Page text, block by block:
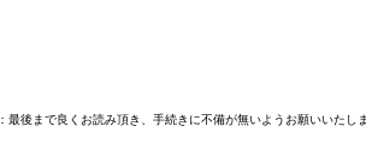
：最後まで良くお読み頂き、手続きに不備が無いようお願いいたし